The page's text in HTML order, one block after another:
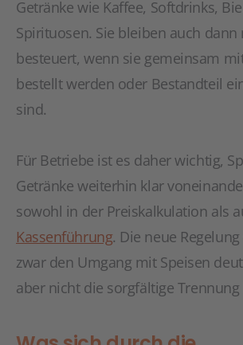
Getränke wie Kaffee, Softdrinks,
Spirituosen. Sie bleiben auch dann
besteuert, wenn sie gemeinsam
bestellt werden oder Bestandteil
sind.
Für Betriebe ist es daher wichtig,
Getränke weiterhin klar
sowohl in der Preiskalkulation als
Kassenführung. Die neue
zwar den Umgang mit Speisen
aber nicht die sorgfältige Trennung